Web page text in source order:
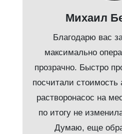
Михаил
Благодарю вас
максимально
прозрачно. Быстро
посчитали
растворонасос на
по итогу не
Думаю, еще